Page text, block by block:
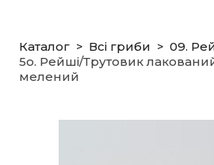
Каталог Всі гриби
09.
5o. Рейші/Трутовик
мелений